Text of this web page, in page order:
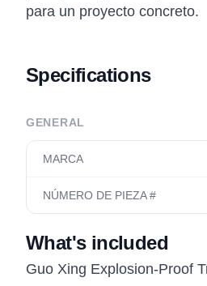
para un proyecto concreto.
Specifications
GENERAL
MARCA
NÚMERO DE PIEZA #
What's included
Guo Xing Explosion-Proof